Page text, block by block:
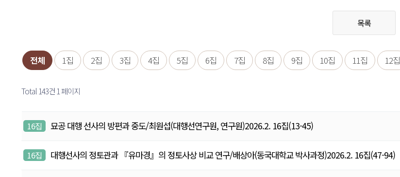
목록
전체 1집 2집 3집 4집 5집 6집 7집 8집 9집 10집 11집 12집
Total 143건1 페이지
16집 묘공 대행 선사의 방편과 중도/최원섭(대행선연구원, 연구원)2026.2. 16집(13-45)
16집 대행선사의 정토관과 『유마경』의 정토사상 비교 연구/배상아(동국대학교 박사과정)2026.2. 16집(47-94)